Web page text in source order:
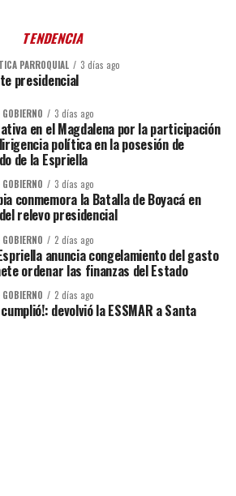
TENDENCIA
PARROQUIAL 3 días ago
presidencial
3 días ago
en el Magdalena por la participación
política en la posesión de
de la Espriella
3 días ago
conmemora la Batalla de Boyacá en
relevo presidencial
2 días ago
anuncia congelamiento del gasto
ordenar las finanzas del Estado
2 días ago
devolvió la ESSMAR a Santa